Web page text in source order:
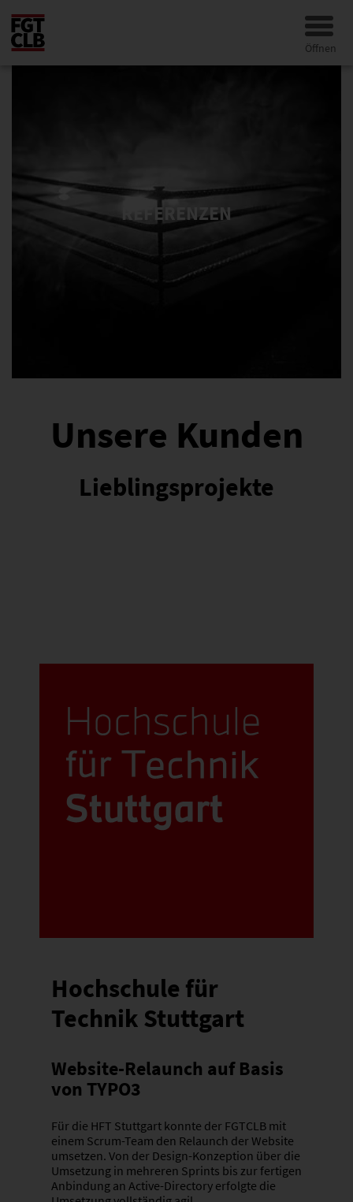
Öffnen
REFERENZEN
Unsere Kunden
Lieblingsprojekte
Hochschule für
Technik Stuttgart
Website-Relaunch auf Basis
von TYPO3
Für die HFT Stuttgart konnte der FGTCLB mit
einem Scrum-Team den Relaunch der Website
umsetzen. Von der Design-Konzeption über die
Umsetzung in mehreren Sprints bis zur fertigen
Anbindung an Active-Directory erfolgte die